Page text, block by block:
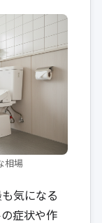
相場
気になる
症状や作